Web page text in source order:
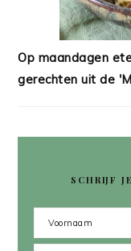
Op maandagen
gerechten uit de
SCHRIJF